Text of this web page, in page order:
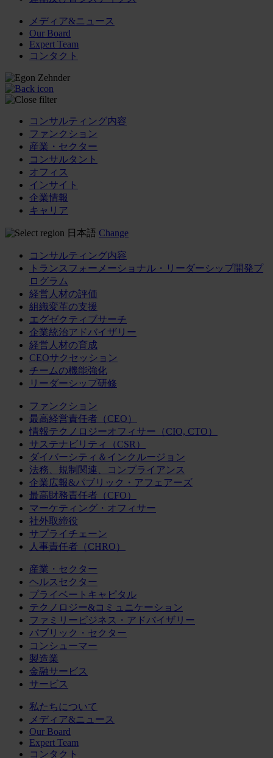
メディア&ニュース
Our Board
Expert Team
コンタクト
コンサルティング内容
ファンクション
産業・セクター
コンサルタント
オフィス
インサイト
企業情報
キャリア
日本語 Change
コンサルティング内容
トランスフォーメーショナル・リーダーシップ開発プ
ログラム
経営人材の評価
組織変革の支援
エグゼクティブサーチ
企業統治アドバイザリー
経営人材の育成
CEOサクセッション
チームの機能強化
リーダーシップ研修
ファンクション
最高経営責任者（CEO）
情報テクノロジーオフィサー（CIO, CTO）
サステナビリティ（CSR）
ダイバーシティ＆インクルージョン
法務、規制関連、コンプライアンス
企業広報&パブリック・アフェアーズ
最高財務責任者（CFO）
マーケティング・オフィサー
社外取締役
サプライチェーン
人事責任者（CHRO）
産業・セクター
ヘルスセクター
プライベートキャピタル
テクノロジー&コミュニケーション
ファミリービジネス・アドバイザリー
パブリック・セクター
コンシューマー
製造業
金融サービス
サービス
私たちについて
メディア&ニュース
Our Board
Expert Team
コンタクト